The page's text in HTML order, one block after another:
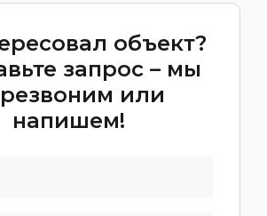
объект?
запрос – мы
или
напишем!